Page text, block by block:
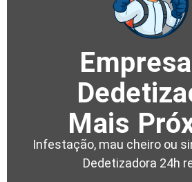
Mais
Infestação, mau cheiro ou
Dedetizadora 24h